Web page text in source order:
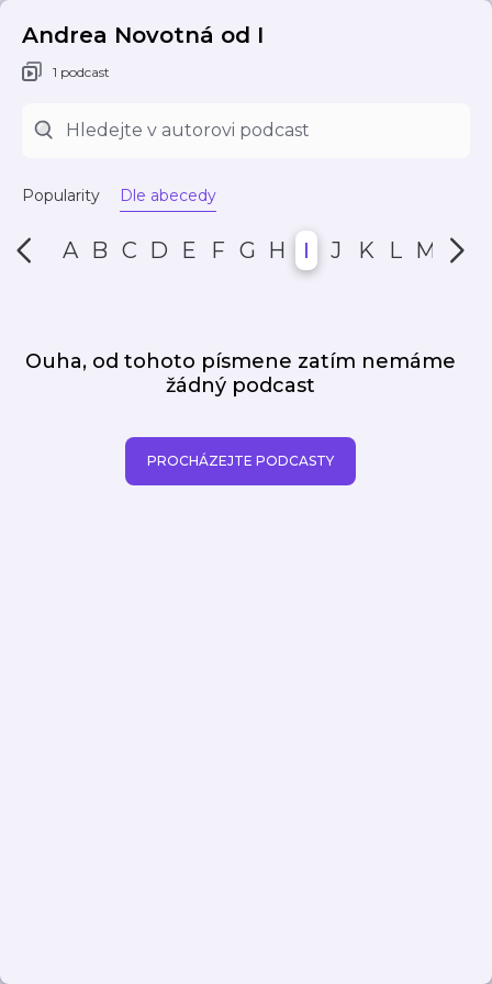
Andrea Novotná od I
1 podcast
Popularity Dle abecedy
A B C D E F G H I J K L M N
Ouha, od tohoto písmene zatím nemáme
žádný podcast
PROCHÁZEJTE PODCASTY